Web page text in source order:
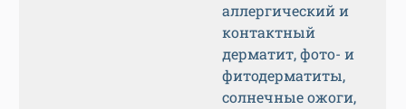
аллергический и
контактный
дерматит, фото- и
фитодерматиты,
солнечные ожоги,